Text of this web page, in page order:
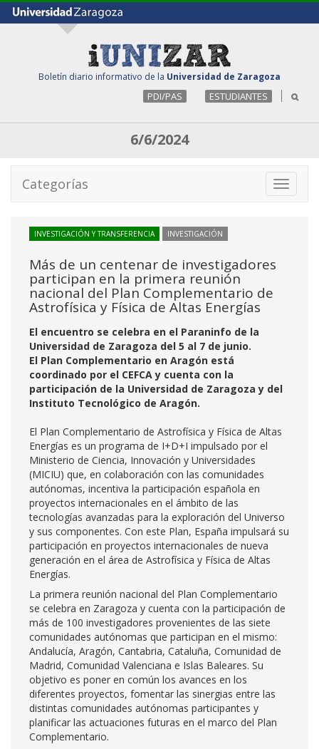
Boletín diario informativo de la Universidad de Zaragoza
PDI/PAS ESTUDIANTES
6/6/2024
Toggle
Categorías
INVESTIGACIÓN Y TRANSFERENCIA INVESTIGACIÓN
Más de un centenar de investigadores
participan en la primera reunión
nacional del Plan Complementario de
Astrofísica y Física de Altas Energías
El encuentro se celebra en el Paraninfo de la
Universidad de Zaragoza del 5 al 7 de junio.
El Plan Complementario en Aragón está
coordinado por el CEFCA y cuenta con la
participación de la Universidad de Zaragoza y del
Instituto Tecnológico de Aragón.
El Plan Complementario de Astrofísica y Física de Altas
Energías es un programa de I+D+I impulsado por el
Ministerio de Ciencia, Innovación y Universidades
(MICIU) que, en colaboración con las comunidades
autónomas, incentiva la participación española en
proyectos internacionales en el ámbito de las
tecnologías avanzadas para la exploración del Universo
y sus componentes. Con este Plan, España impulsará su
participación en proyectos internacionales de nueva
generación en el área de Astrofísica y Física de Altas
Energías.
La primera reunión nacional del Plan Complementario
se celebra en Zaragoza y cuenta con la participación de
más de 100 investigadores provenientes de las siete
comunidades autónomas que participan en el mismo:
Andalucía, Aragón, Cantabria, Cataluña, Comunidad de
Madrid, Comunidad Valenciana e Islas Baleares. Su
objetivo es poner en común los avances en los
diferentes proyectos, fomentar las sinergias entre las
distintas comunidades autónomas participantes y
planificar las actuaciones futuras en el marco del Plan
Complementario.